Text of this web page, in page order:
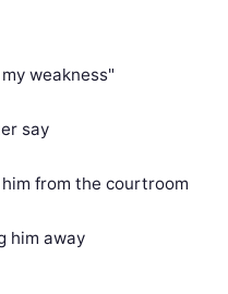
weakness"
say
from the courtroom
him away